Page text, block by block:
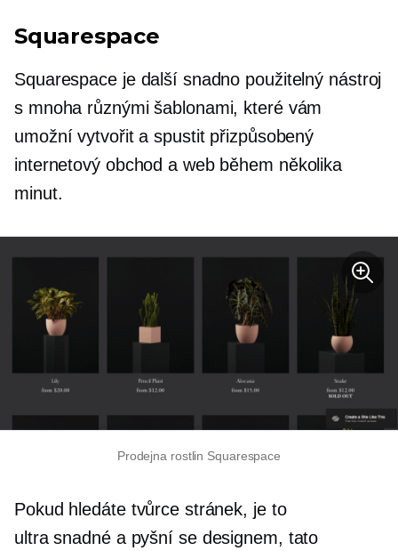
Squarespace
Squarespace je další snadno použitelný nástroj
s mnoha různými šablonami, které vám
umožní vytvořit a spustit přizpůsobený
internetový obchod a web během několika
minut.
Prodejna rostlin Squarespace
Pokud hledáte tvůrce stránek, je to
ultra snadnéa pyšní se designem, tato